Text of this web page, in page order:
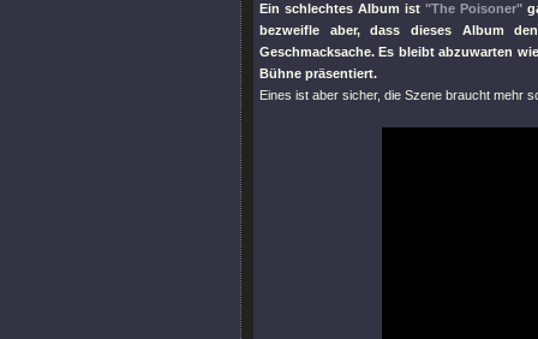
Ein schlechtes Album ist"The Poisoner"
bezweifle aber, dass dieses Album
Geschmacksache. Es bleibt abzuwarten
Bühne präsentiert.
Eines ist aber sicher, die Szene braucht mehr